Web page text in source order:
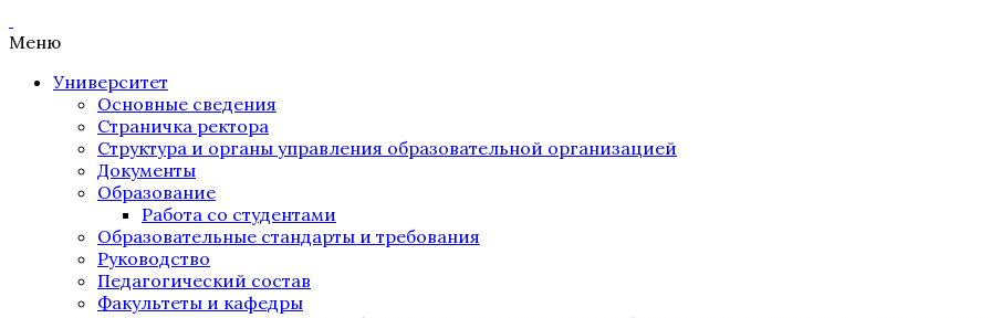
Меню
Университет
Основные сведения
Страничка ректора
Структура и органы управления образовательной организацией
Документы
Образование
Работа со студентами
Образовательные стандарты и требования
Руководство
Педагогический состав
Факультеты и кафедры